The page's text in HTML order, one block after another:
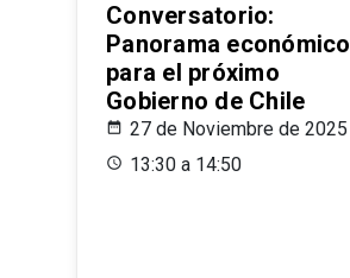
Conversatorio:
Panorama económico
para el próximo
Gobierno de Chile
27 de Noviembre de 2025
13:30 a 14:50